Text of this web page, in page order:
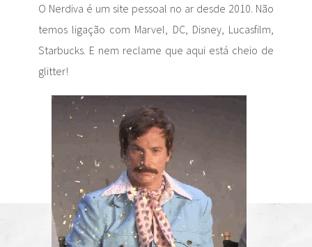
O Nerdiva é um site pessoal no ar desde 2010. Não
temos ligação com Marvel, DC, Disney, Lucasfilm,
Starbucks. E nem reclame que aqui está cheio de
glitter!